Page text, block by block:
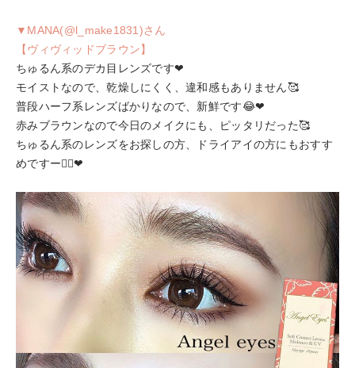
▼MANA(@l_make1831)さん
【ヴィヴィッドブラウン】
ちゅるん系のデカ目レンズです❤
モイストなので、乾燥しにくく、違和感もありません🥰
普段ハーフ系レンズばかりなので、新鮮です😂❤
赤みブラウンなので今日のメイクにも、ピッタリだった🥰
ちゅるん系のレンズをお探しの方、ドライアイの方にもおすす
めですー💁‍♀️❤